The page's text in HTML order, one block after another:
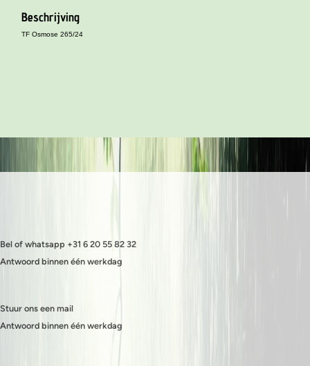
Beschrijving
TF Osmose 265/24
Bel of whatsapp +31 6 20 55 82 32
Antwoord binnen één werkdag
Stuur ons een mail
Antwoord binnen één werkdag